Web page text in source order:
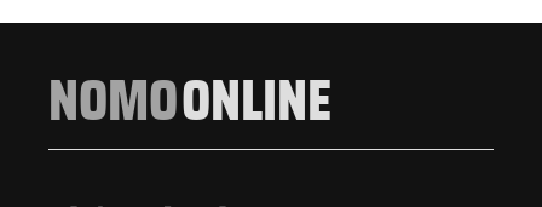
NOMOONLINE